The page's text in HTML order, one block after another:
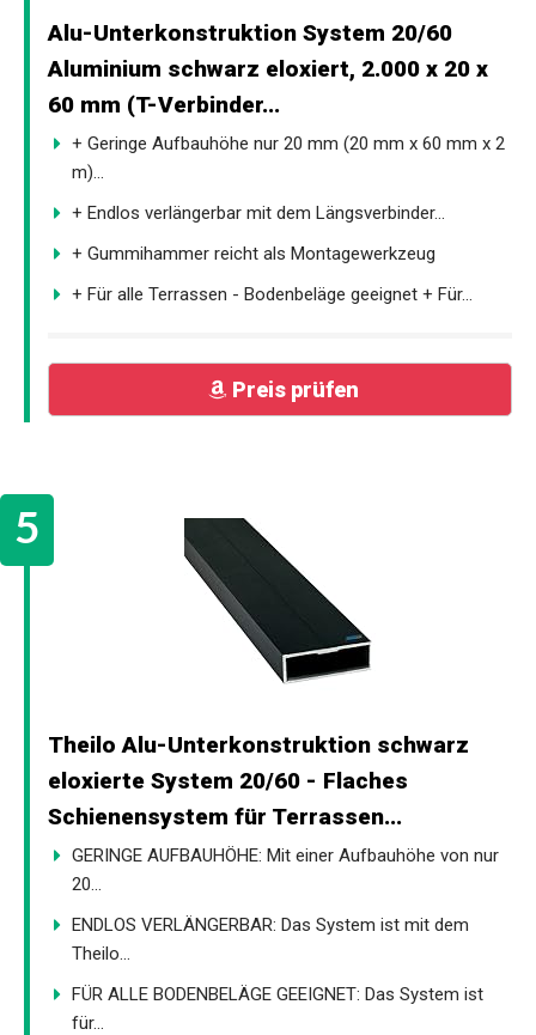
Alu-Unterkonstruktion System 20/60
Aluminium schwarz eloxiert, 2.000 x 20 x
60 mm (T-Verbinder...
+ Geringe Aufbauhöhe nur 20 mm (20 mm x 60 mm x 2
m)...
+ Endlos verlängerbar mit dem Längsverbinder...
+ Gummihammer reicht als Montagewerkzeug
+ Für alle Terrassen - Bodenbeläge geeignet + Für...
Preis prüfen
Theilo Alu-Unterkonstruktion schwarz
eloxierte System 20/60 - Flaches
Schienensystem für Terrassen...
GERINGE AUFBAUHÖHE: Mit einer Aufbauhöhe von nur
20...
ENDLOS VERLÄNGERBAR: Das System ist mit dem
Theilo...
FÜR ALLE BODENBELÄGE GEEIGNET: Das System ist
für...